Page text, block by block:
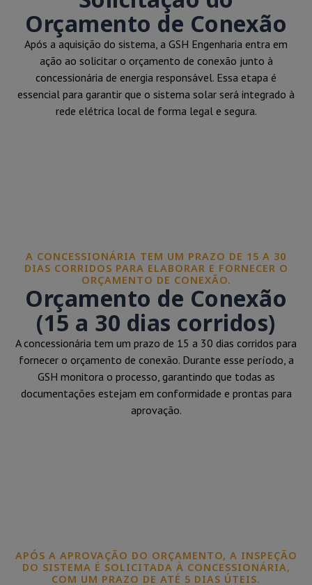
Orçamento de Conexão
Após a aquisição do sistema, a GSH Engenharia entra em
ação ao solicitar o orçamento de conexão junto à
concessionária de energia responsável. Essa etapa é
essencial para garantir que o sistema solar será integrado à
rede elétrica local de forma legal e segura.
A CONCESSIONÁRIA TEM UM PRAZO DE 15 A 30
DIAS CORRIDOS PARA ELABORAR E FORNECER O
ORÇAMENTO DE CONEXÃO.
Orçamento de Conexão
(15 a 30 dias corridos)
A concessionária tem um prazo de 15 a 30 dias corridos para
fornecer o orçamento de conexão. Durante esse período, a
GSH monitora o processo, garantindo que todas as
documentações estejam em conformidade e prontas para
aprovação.
APÓS A APROVAÇÃO DO ORÇAMENTO, A INSPEÇÃO
DO SISTEMA É SOLICITADA À CONCESSIONÁRIA,
COM UM PRAZO DE ATÉ 5 DIAS ÚTEIS.